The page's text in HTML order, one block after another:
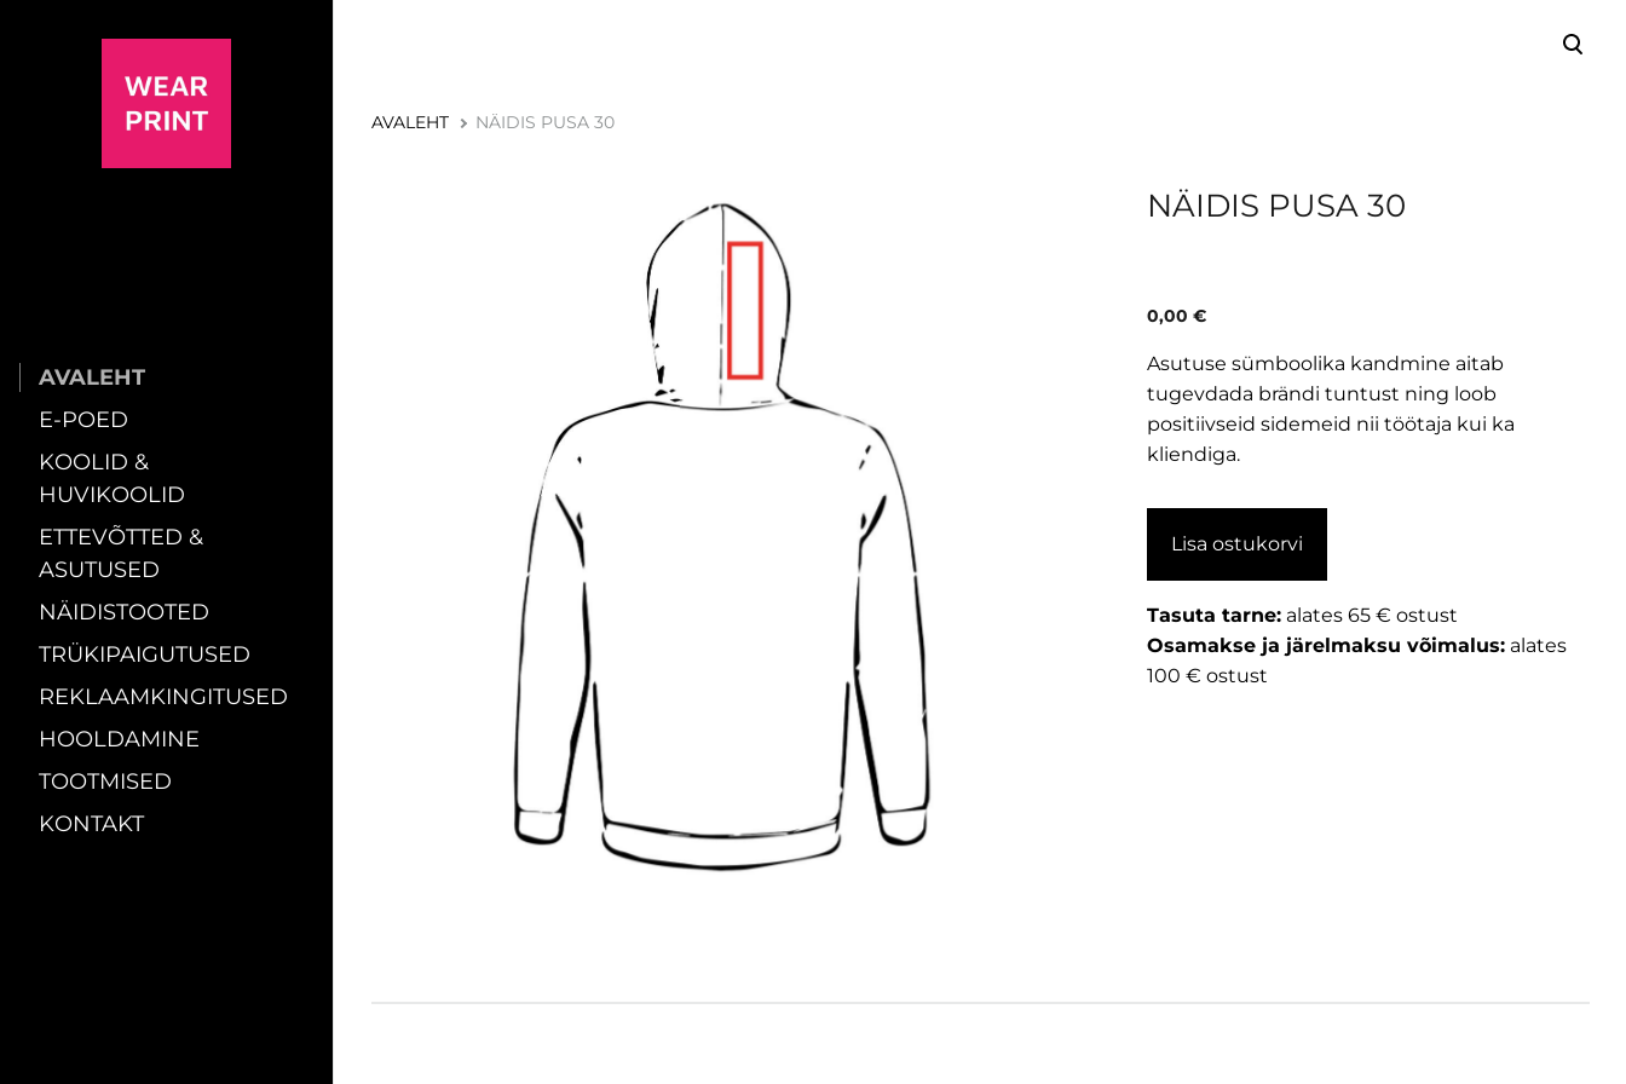
AVALEHT
E-POED
KOOLID &
HUVIKOOLID
ETTEVÕTTED &
ASUTUSED
NÄIDISTOOTED
TRÜKIPAIGUTUSED
REKLAAMKINGITUSED
HOOLDAMINE
TOOTMISED
KONTAKT
AVALEHT NÄIDIS PUSA 30
NÄIDIS PUSA 30
0,00 €
Asutuse sümboolika kandmine aitab
tugevdada brändi tuntust ning loob
positiivseid sidemeid nii töötaja kui ka
kliendiga.
Lisa ostukorvi
Tasuta tarne: alates 65 € ostust
Osamakse ja järelmaksu võimalus: alates
100 € ostust